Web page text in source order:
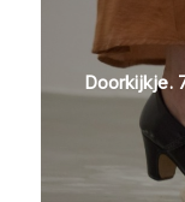
Doorkijkje.